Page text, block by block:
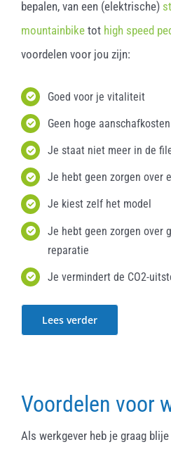
bepalen, van een (elektrische)
mountainbiketot high speed
voordelen voor jou zijn:
Goed voor je vitaliteit
Geen hoge
Je staat niet meer in de
Je hebt geen zorgen over
Je kiest zelf het model
Je hebt geen zorgen over
reparatie
Je vermindert de CO2-
Lees verder
Voordelen voor
Als werkgever heb je graag